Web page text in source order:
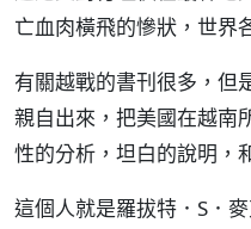
亡血肉橫飛的慘狀，世界
有關越戰的書刊很多，但
親自出來，把美國在越南
性的分析，坦白的說明，
這個人就是羅拔特．S．